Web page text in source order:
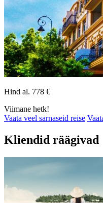
Hind al. 778 €
Viimane hetk!
Vaata veel sarnaseid reise
Kliendid räägivad